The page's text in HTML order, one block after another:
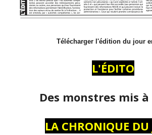
Télécharger l'édition du jour
L'ÉDITO
Des monstres mis
LA CHRONIQUE DU